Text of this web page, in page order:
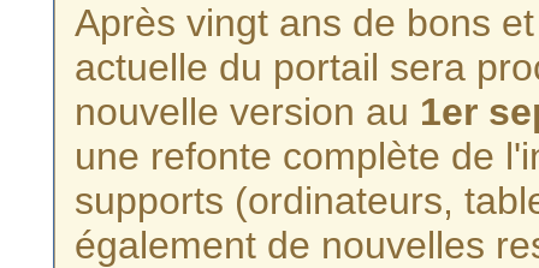
Après vingt ans de bons
actuelle du portail sera
nouvelle version au 1er
une refonte complète de
supports (ordinateurs,
également de nouvelles